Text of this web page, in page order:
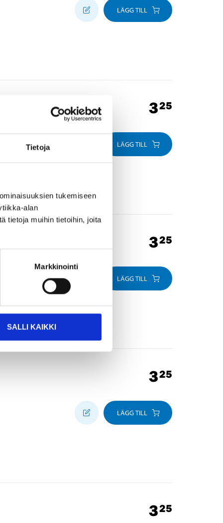
Tietoja
tukemiseen
alan
tietoja muihin tietoihin, joita
Markkinointi
SALLI KAIKKI
LÄGG TILL
325
LÄGG TILL
325
LÄGG TILL
325
LÄGG TILL
325